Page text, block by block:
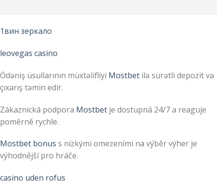
1вин зеркало
leovegas casino
Ödəniş üsullarının müxtəlifliyi Mostbet ilə sürətli depozit və
çıxarış təmin edir.
Zákaznická podpora Mostbet je dostupná 24/7 a reaguje
poměrně rychle.
Mostbet bonus s nízkými omezeními na výběr výher je
výhodnější pro hráče.
casino uden rofus